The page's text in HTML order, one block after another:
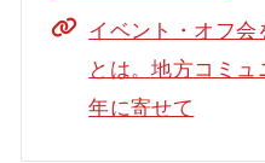
イベント・オフ会
とは。地方コミ
年に寄せて